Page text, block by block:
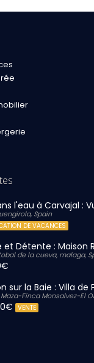
l'eau à Carvajal :
Spain
DE VACANCES
et Détente : Maison
de la cueva, malaga,
sur la Baie : Villa
Finca Monsalvez-El
VENTE